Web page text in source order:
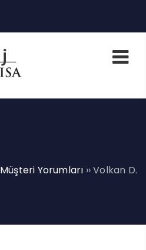
Müşteri Yorumları ››Volkan D.